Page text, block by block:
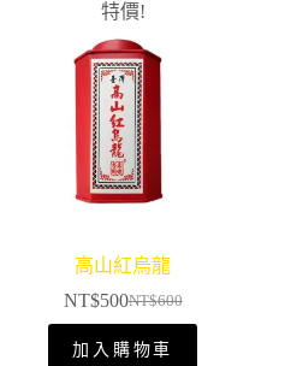
特價!
高山紅烏龍
NT$600
NT$500
加入購物車